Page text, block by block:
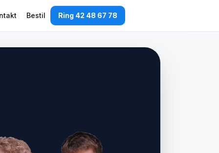
Bestil Ring 42 48 67 78